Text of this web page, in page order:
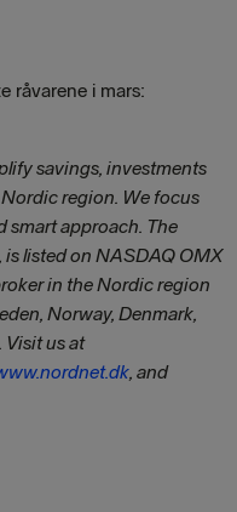
råvarene i mars:
savings, investments
region. We focus
smart approach. The
listed on NASDAQ OMX
in the Nordic region
Norway, Denmark,
Visit us at
, and